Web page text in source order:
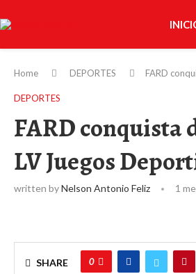
Home DEPORTES FARD
DEPORTES
FARD conquista
LV Juegos
written byNelson Antonio Feliz 1
SHARE 0